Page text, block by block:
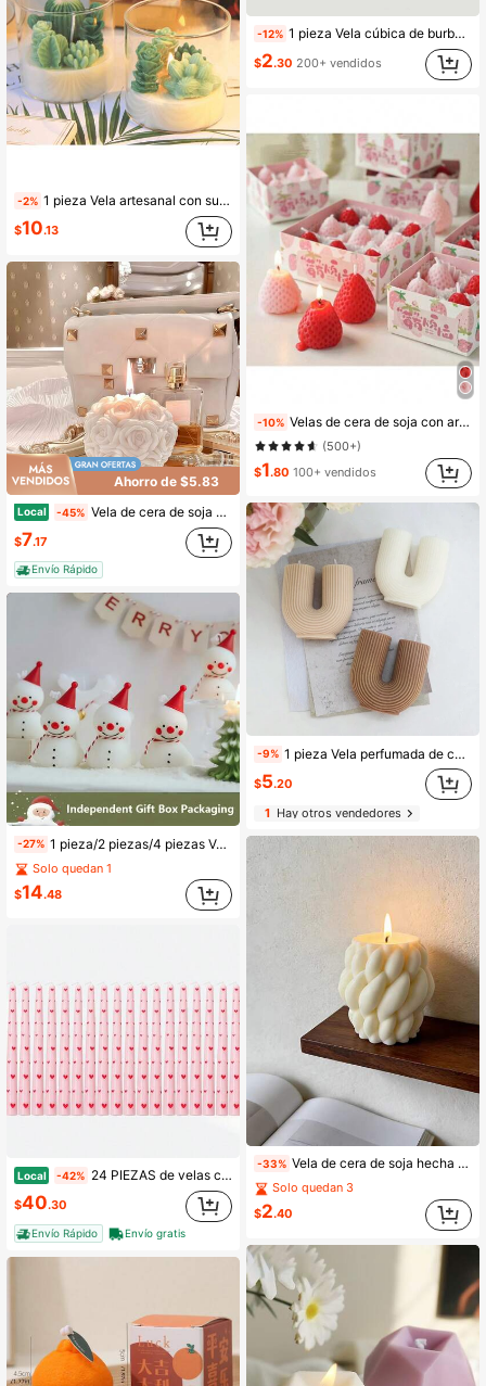
-2% 1 pieza Vela artesanal con suculenta simulada, infundida con aromaterapia para un ambiente hogareño romántico. Esta hermosa decoración al por mayor también es un regalo artesanal perfecto, vela en frasco, vela, velas, regalo, regalos, decoración del hogar, boda, decoración de boda, decoraciones de cumpleaños, vela de cumpleaños, adornos, decoraciones
$10.13
Ahorro de $5.83
Local -45% Vela de cera de soja blanca de 1/4 (tamaño: 5 x 6 cm), con aroma duradero que dura 20 horas. Ideal para decoración vintage del hogar, regalos de Navidad, Día de la Madre y reuniones festivas. Material para moldear con cera. Con forma de flor, ideal para decorar habitaciones y como accesorio de boda.
$7.17
Envío Rápido
-27% 1 pieza/2 piezas/4 piezas Velas perfumadas con forma de muñeco de nieve, regalos, velas de ambiente hechas a mano, props de fotografía, decoración de fiesta, decoración de habitación, regalos de cumpleaños, graduación, decoración del hogar, decoraciones navideñas, decoración de habitación, regalos de Navidad
Solo quedan 1
$14.48
Local -42% 24 PIEZAS de velas cónicas con estampado de corazones rosas de 10 pulgadas, sin aroma y sin humo, de larga duración con mechas de algodón, perfectas para bodas, decoración del hogar y el Día de la Madre
$40.30
Envío Rápido Envío gratis
-12% 1 pieza Vela cúbica de burbujas, Vela perfumada, Hermosa vela de cera de soja, Vela aromática para el hogar, Vela decorativa de aromaterapia, Decoración de habitación linda, Decoración de dormitorio, Centro de mesa para bodas, Decoración de dormitorio, Regalo para el Día de San Valentín y cumpleaños
$2.30 200+ vendidos
-10% Velas de cera de soja con aroma a fresa, regalos de cumpleaños creativos y lindos al por mayor, velas de fragancia falsa hechas a mano para decoración, perfectas para la mesa, fotos, cumpleaños, meditación, alivio del estrés, baño, decoración de fiestas, regalo de Navidad, set de 1 pieza/4 piezas/6 piezas/9 piezas, decoración de habitación, regalos
(500+)
$1.80 100+ vendidos
-9% 1 pieza Vela perfumada de cera de soja de alta calidad con forma de puente arcoíris en U, hecha a mano, adecuada para decoración del hogar, fragancia del Día de San Valentín, fragancia para citas, se puede regalar a amigos, Día de la Madre y Navidad
$5.20
1Hay otros vendedores
-33% Vela de cera de soja hecha a mano con diseño de vórtice - Vela de pilar con diseño espiral elegante y aroma, regalo ideal para decoración del hogar. Adecuada para regalos de inauguración de casa y boda, así como para decoración de muebles. Blanco, Negro
Solo quedan 3
$2.40